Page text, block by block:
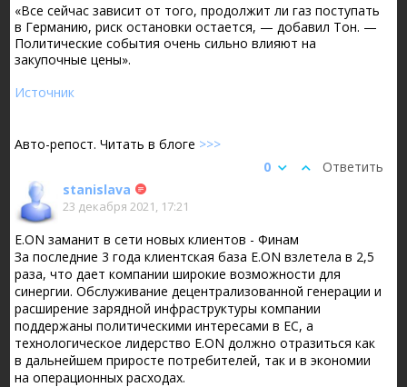
«Все сейчас зависит от того, продолжит ли газ поступать
в Германию, риск остановки остается, — добавил Тон. —
Политические события очень сильно влияют на
закупочные цены».
Источник
Авто-репост. Читать в блоге >>>
Ответить
0
stanislava
23 декабря 2021, 17:21
E.ON заманит в сети новых клиентов - Финам
За последние 3 года клиентская база E.ON взлетела в 2,5
раза, что дает компании широкие возможности для
синергии. Обслуживание децентрализованной генерации и
расширение зарядной инфраструктуры компании
поддержаны политическими интересами в ЕС, а
технологическое лидерство E.ON должно отразиться как
в дальнейшем приросте потребителей, так и в экономии
на операционных расходах.